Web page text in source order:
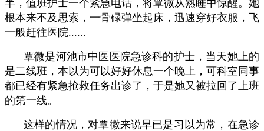
半，值班护士一个紧急电话，将覃微从熟睡中惊醒。她
根本来不及思索，一骨碌弹坐起床，迅速穿好衣服，飞
一般赶往医院......
覃微是河池市中医医院急诊科的护士，当天她上的
是二线班，本以为可以好好休息一个晚上，可科室同事
都已经有紧急抢救任务出诊了，于是她又被拉回了上班
的第一线。
这样的情况，对覃微来说早已是习以为常，在急诊